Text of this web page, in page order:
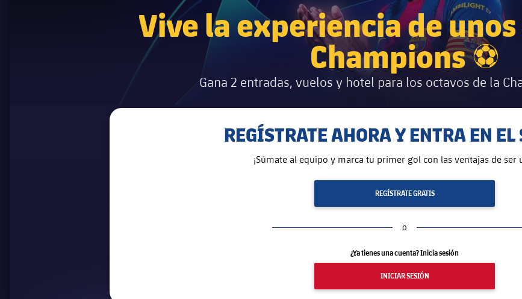
Vive la experiencia de
Champions ⚽
Gana 2 entradas, vuelos y hotel para los octavos de la
REGÍSTRATE AHORA Y ENTRA EN EL
¡Súmate al equipo y marca tu primer gol con las ventajas de ser
REGÍSTRATE GRATIS
o
¿Ya tienes una cuenta? Inicia sesión
INICIAR SESIÓN